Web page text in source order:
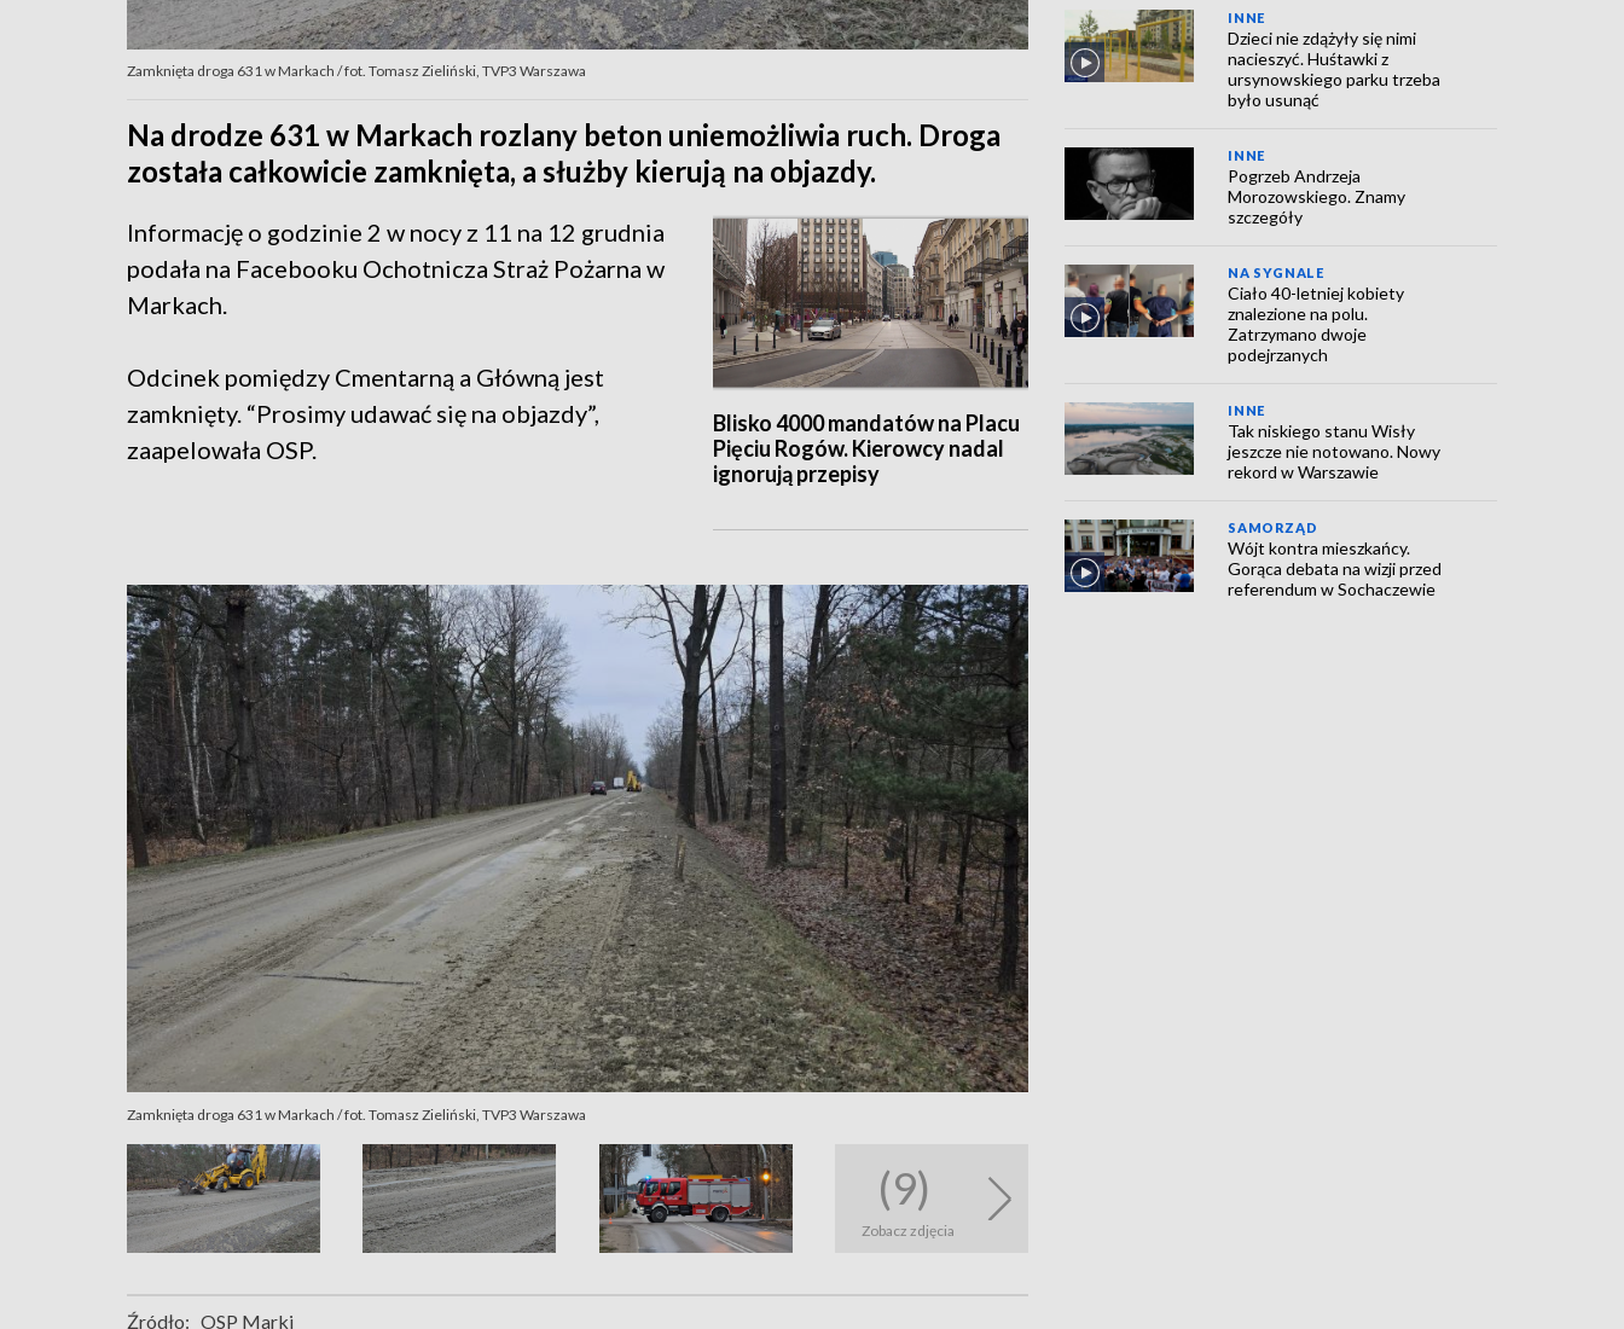
Zamknięta droga 631 w Markach / fot. Tomasz Zieliński, TVP3 Warszawa
Na drodze 631 w Markach rozlany beton uniemożliwia ruch. Droga
została całkowicie zamknięta, a służby kierują na objazdy.
Blisko 4000 mandatów na Placu
Pięciu Rogów. Kierowcy nadal
ignorują przepisy
Informację o godzinie 2 w nocy z 11 na 12 grudnia
podała na Facebooku Ochotnicza Straż Pożarna w
Markach.
Odcinek pomiędzy Cmentarną a Główną jest
zamknięty. “Prosimy udawać się na objazdy”,
zaapelowała OSP.
Zamknięta droga 631 w Markach / fot. Tomasz Zieliński, TVP3 Warszawa
(9)
Zobacz zdjęcia
Źródło: OSP Marki
INNE
Dzieci nie zdążyły się nimi
nacieszyć. Huśtawki z
ursynowskiego parku trzeba
było usunąć
INNE
Pogrzeb Andrzeja
Morozowskiego. Znamy
szczegóły
NA SYGNALE
Ciało 40-letniej kobiety
znalezione na polu.
Zatrzymano dwoje
podejrzanych
INNE
Tak niskiego stanu Wisły
jeszcze nie notowano. Nowy
rekord w Warszawie
SAMORZĄD
Wójt kontra mieszkańcy.
Gorąca debata na wizji przed
referendum w Sochaczewie